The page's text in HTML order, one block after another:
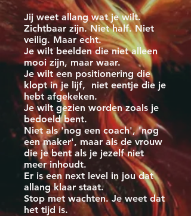
Jij weet allang wat je wilt.
Zichtbaar zijn. Niet half. Niet
veilig. Maar echt.
Je wilt beelden die niet alleen
mooi zijn, maar waar.
Je wilt een positionering die
klopt in je lijf, niet eentje die je
hebt afgekeken.
Je wilt gezien worden zoals je
bedoeld bent.
Niet als 'nog een coach', 'nog
een maker', maar als de vrouw
die je bent als je jezelf niet
meer inhoudt.
Er is een next level in jou dat
allang klaar staat.
Stop met wachten. Je weet dat
het tijd is.